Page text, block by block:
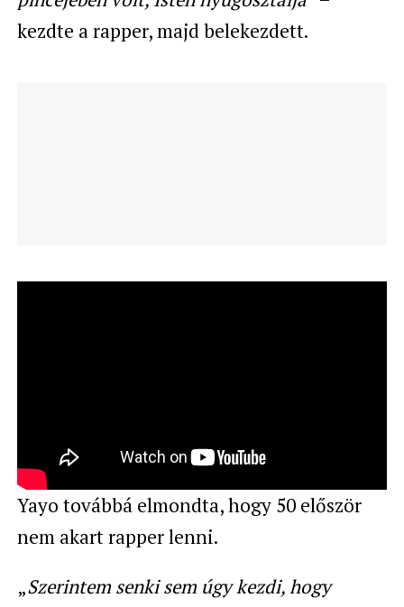
kezdte a rapper, majd belekezdett.
Yayo továbbá elmondta, hogy 50 először
nem akart rapper lenni.
„Szerintem senki sem úgy kezdi, hogy